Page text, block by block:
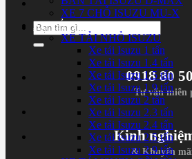
Tìm
kiếm:
0918 80
Tư vấn miễn
Kinh
& Khuyến
XE 7 CHỖ ISUZU MU-X
XE TẢI ISUZU
XE TẢI NHỎ ISUZU
Xe tải Isuzu 1 tấn
Xe tải Isuzu 1.4 tấn
Xe tải Isuzu 1.5 tấn
Xe tải Isuzu 1.9 tấn
Xe tải Isuzu 2 tấn
Xe tải Isuzu 2.3 tấn
Xe tải Isuzu 2.4 tấn
Xe tải Isuzu 2.5 tấn
Xe tải Isuzu 2.9 tấn